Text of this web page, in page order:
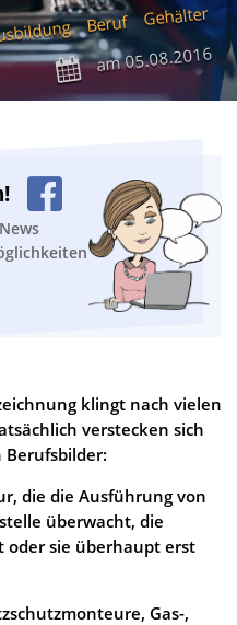
Beruf Gehälter
am05.08.2016
klingt nach vielen
verstecken sich
die die Ausführung von
überwacht, die
sie überhaupt erst
Gas-,